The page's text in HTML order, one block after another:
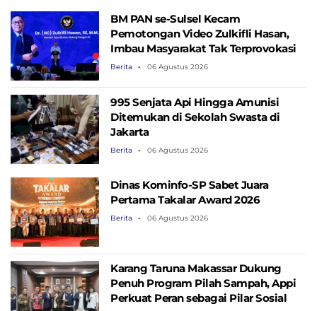
BM PAN se-Sulsel Kecam
Pemotongan Video Zulkifli Hasan,
Imbau Masyarakat Tak Terprovokasi
Berita 06 Agustus 2026
995 Senjata Api Hingga Amunisi
Ditemukan di Sekolah Swasta di
Jakarta
Berita 06 Agustus 2026
Dinas Kominfo-SP Sabet Juara
Pertama Takalar Award 2026
Berita 06 Agustus 2026
Karang Taruna Makassar Dukung
Penuh Program Pilah Sampah, Appi
Perkuat Peran sebagai Pilar Sosial